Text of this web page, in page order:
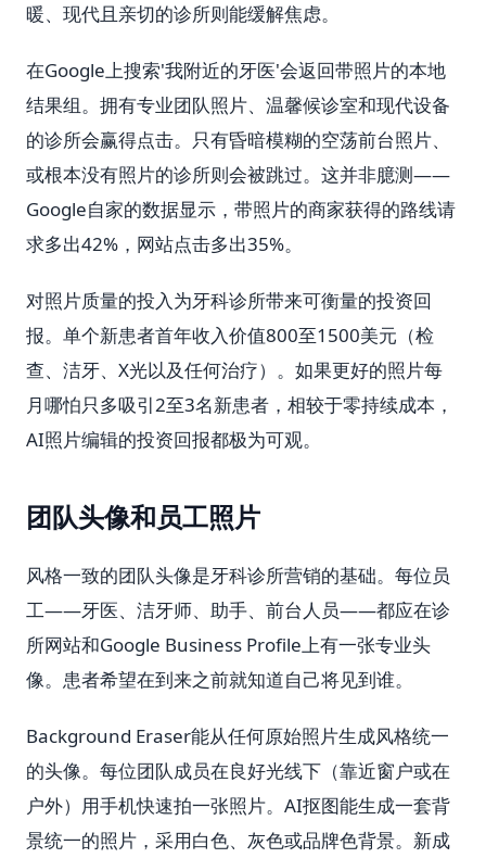
暖、现代且亲切的诊所则能缓解焦虑。
在Google上搜索'我附近的牙医'会返回带照片的本地
结果组。拥有专业团队照片、温馨候诊室和现代设备
的诊所会赢得点击。只有昏暗模糊的空荡前台照片、
或根本没有照片的诊所则会被跳过。这并非臆测——
Google自家的数据显示，带照片的商家获得的路线请
求多出42%，网站点击多出35%。
对照片质量的投入为牙科诊所带来可衡量的投资回
报。单个新患者首年收入价值800至1500美元（检
查、洁牙、X光以及任何治疗）。如果更好的照片每
月哪怕只多吸引2至3名新患者，相较于零持续成本，
AI照片编辑的投资回报都极为可观。
团队头像和员工照片
风格一致的团队头像是牙科诊所营销的基础。每位员
工——牙医、洁牙师、助手、前台人员——都应在诊
所网站和Google Business Profile上有一张专业头
像。患者希望在到来之前就知道自己将见到谁。
Background Eraser能从任何原始照片生成风格统一
的头像。每位团队成员在良好光线下（靠近窗户或在
户外）用手机快速拍一张照片。AI抠图能生成一套背
景统一的照片，采用白色、灰色或品牌色背景。新成